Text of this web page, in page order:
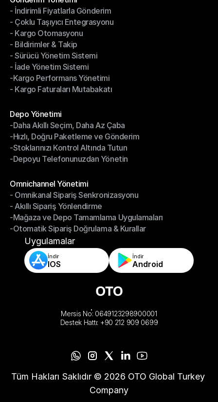
Gönderim Yönetimi
- İndirimli Fiyatlarla Gönderim
- İndirimli Fiyatlarla Gönderim
- Çoklu Taşıyıcı Entegrasyonu
- Çoklu Taşıyıcı Entegrasyonu
- Kargo Otomasyonu
- Kargo Otomasyonu
- Bildirimler & Takip
- Bildirimler & Takip
- Sürücü Yönetim Sistemi
- Sürücü Yönetim Sistemi
- İade Yönetim Sistemi
- İade Yönetim Sistemi
-Kargo Performans Yönetimi
-Kargo Performans Yönetimi
- Kargo Faturaları Mutabakatı
Depo Yönetimi
Depo Yönetimi
-Daha Akıllı Seçim, Daha Az Çaba
-Daha Akıllı Seçim, Daha Az Çaba
-Hızlı, Doğru Paketleme ve Gönderim
-Hızlı, Doğru Paketleme ve Gönderim
-Stoklarınızı Kontrol Altında Tutun
-Stoklarınızı Kontrol Altında Tutun
-Depoyu Telefonunuzdan Yönetin
Omnichannel Yönetimi
Omnichannel Yönetimi
- Omnikanal Sipariş Senkronizasyonu
- Omnikanal Sipariş Senkronizasyonu
- Akıllı Sipariş Yönlendirme
- Akıllı Sipariş Yönlendirme
-Mağaza ve Depo Tamamlama Uygulamaları
-Mağaza ve Depo Tamamlama Uygulamaları
-Otomatik Sipariş Doğrulama & Kurallar
-Otomatik Sipariş Doğrulama & Kurallar
Uygulamalar
İndir
IOS
İndir
Android
Mersis No: 0649123298900001
Destek Hattı: +90 212 909 0699
Tüm Hakları Saklıdır © 2026 OTO Global Turkey
Company